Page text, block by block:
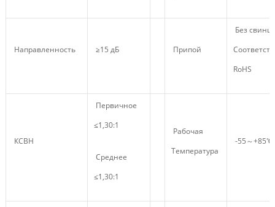
Направленность ≥15 дБ Припой
Без
RoHS
КСВН
Первичное
≤1,30:1
Среднее
≤1,30:1
Рабочая
Температура
-55～+85℃